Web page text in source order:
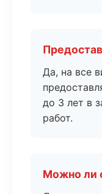
Да, на все
до 3 лет в
работ.
Можно ли